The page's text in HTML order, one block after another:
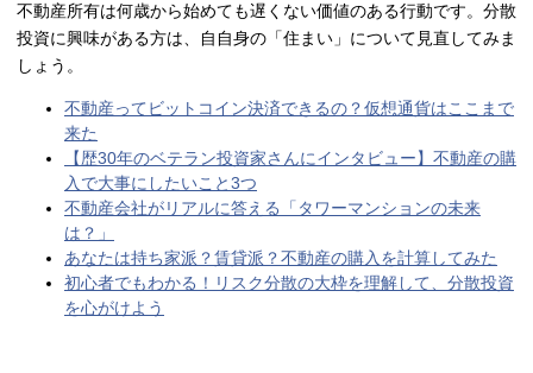
不動産所有は何歳から始めても遅くない価値のある行動です。分散
投資に興味がある方は、自自身の「住まい」について見直してみま
しょう。
不動産ってビットコイン決済できるの？仮想通貨はここまで
来た
【歴30年のベテラン投資家さんにインタビュー】不動産の購
入で大事にしたいこと3つ
不動産会社がリアルに答える「タワーマンションの未来
は？」
あなたは持ち家派？賃貸派？不動産の購入を計算してみた
初心者でもわかる！リスク分散の大枠を理解して、分散投資
を心がけよう